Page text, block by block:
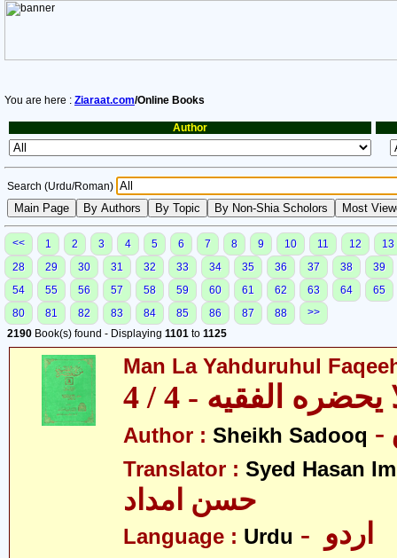
You are here : Ziaraat.com/Online Books
Author
Search (Urdu/Roman)
<< 1 2 3 4 5 6 7 8 9 10 11 12
13
28
29 30 31 32 33 34 35 36 37 38
39
54
55 56 57 58 59 60 61 62 63 64
65
80
81 82 83 84 85 86 87 88
>>
2190 Book(s) found - Displaying 1101 to 1125
Man La Yahduruhul
الفقيه - 4 / 4
Author : Sheikh Sadooq
Translator : Syed Hasan
Language : Urdu